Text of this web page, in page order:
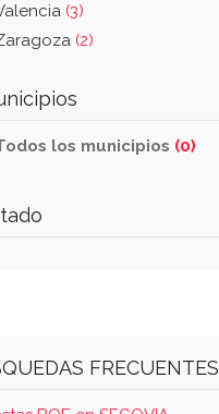
(3)
(2)
los municipios (0)
FRECUENTES